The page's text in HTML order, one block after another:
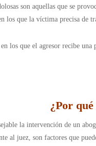
son aquellas que se
los que la víctima precisa de
los que el agresor recibe
¿Por
la intervención de un
al juez, son factores que